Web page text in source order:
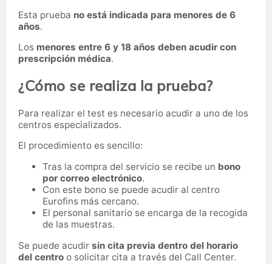
Esta prueba no está indicada para menores de 6
años.
Los menores entre 6 y 18 años deben acudir con
prescripción médica.
¿Cómo se realiza la prueba?
Para realizar el test es necesario acudir a uno de los
centros especializados.
El procedimiento es sencillo:
Tras la compra del servicio se recibe un bono
por correo electrónico.
Con este bono se puede acudir al centro
Eurofins más cercano.
El personal sanitario se encarga de la recogida
de las muestras.
Se puede acudir sin cita previa dentro del horario
del centro o solicitar cita a través del Call Center.